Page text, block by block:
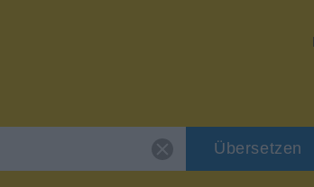
Übersetzen